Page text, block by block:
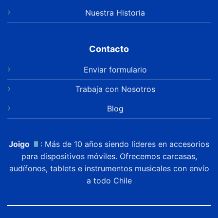
Nuestra Historia
Contacto
Enviar formulario
Trabaja con Nosotros
Blog
Joigo
: Más de 10 años siendo líderes en accesorios
para dispositivos móviles. Ofrecemos carcasas,
audífonos, tablets e instrumentos musicales con envío
a todo Chile